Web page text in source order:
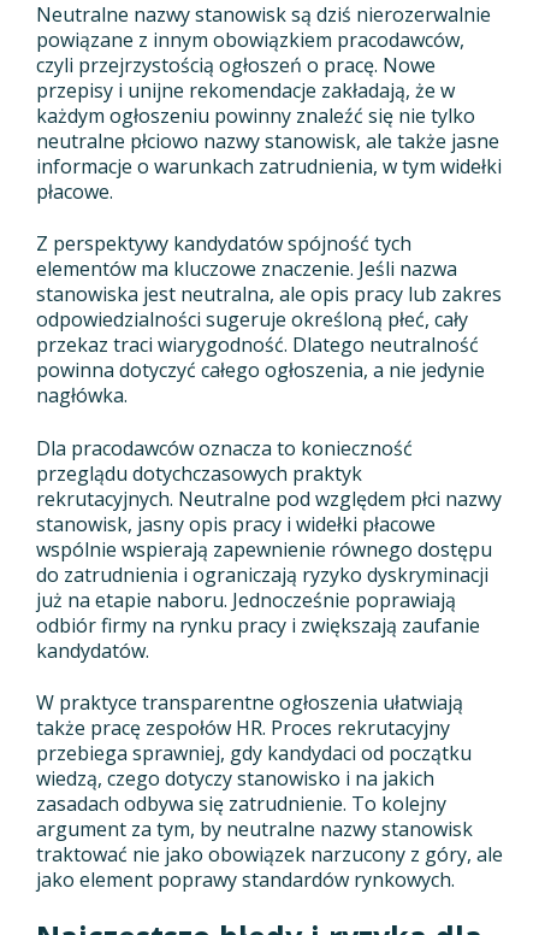
Neutralne nazwy stanowisk są dziś nierozerwalnie
powiązane z innym obowiązkiem pracodawców,
czyli przejrzystością ogłoszeń o pracę. Nowe
przepisy i unijne rekomendacje zakładają, że w
każdym ogłoszeniu powinny znaleźć się nie tylko
neutralne płciowo nazwy stanowisk, ale także jasne
informacje o warunkach zatrudnienia, w tym widełki
płacowe.
Z perspektywy kandydatów spójność tych
elementów ma kluczowe znaczenie. Jeśli nazwa
stanowiska jest neutralna, ale opis pracy lub zakres
odpowiedzialności sugeruje określoną płeć, cały
przekaz traci wiarygodność. Dlatego neutralność
powinna dotyczyć całego ogłoszenia, a nie jedynie
nagłówka.
Dla pracodawców oznacza to konieczność
przeglądu dotychczasowych praktyk
rekrutacyjnych. Neutralne pod względem płci nazwy
stanowisk, jasny opis pracy i widełki płacowe
wspólnie wspierają zapewnienie równego dostępu
do zatrudnienia i ograniczają ryzyko dyskryminacji
już na etapie naboru. Jednocześnie poprawiają
odbiór firmy na rynku pracy i zwiększają zaufanie
kandydatów.
W praktyce transparentne ogłoszenia ułatwiają
także pracę zespołów HR. Proces rekrutacyjny
przebiega sprawniej, gdy kandydaci od początku
wiedzą, czego dotyczy stanowisko i na jakich
zasadach odbywa się zatrudnienie. To kolejny
argument za tym, by neutralne nazwy stanowisk
traktować nie jako obowiązek narzucony z góry, ale
jako element poprawy standardów rynkowych.